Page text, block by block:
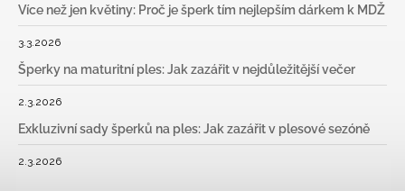
Více než jen květiny: Proč je šperk tím nejlepším dárkem k MDŽ
3.3.2026
Šperky na maturitní ples: Jak zazářit v nejdůležitější večer
2.3.2026
Exkluzivní sady šperků na ples: Jak zazářit v plesové sezóně
2.3.2026